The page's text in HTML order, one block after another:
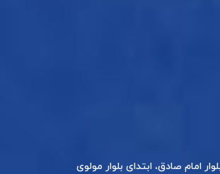
امام صادق، ابتدای بلوار مولوی